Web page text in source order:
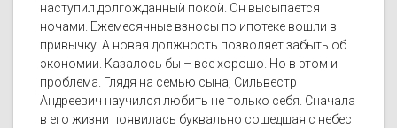
наступил долгожданный покой. Он высыпается
ночами. Ежемесячные взносы по ипотеке вошли в
привычку. А новая должность позволяет забыть об
экономии. Казалось бы – все хорошо. Но в этом и
проблема. Глядя на семью сына, Сильвестр
Андреевич научился любить не только себя. Сначала
в его жизни появилась буквально сошедшая с небес